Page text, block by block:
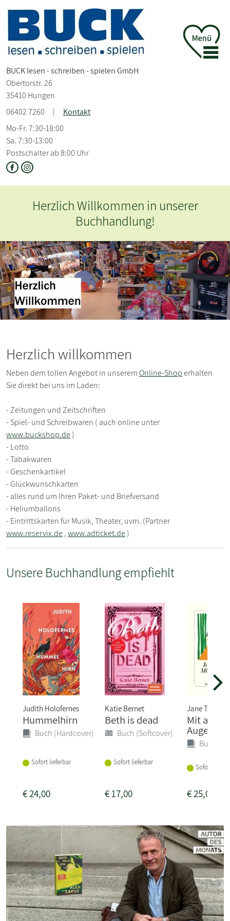
BUCK lesen - schreiben - spielen GmbH
Obertorstr. 26
35410 Hungen
06402 7260
|
Kontakt
Mo-Fr. 7:30-18:00
Sa. 7:30-13:00
Postschalter ab 8:00 Uhr
Herzlich Willkommen in unserer
Buchhandlung!
Herzlich willkommen
Neben dem tollen Angebot in unseremOnline-Shoperhalten
Sie direkt bei uns im Laden:
- Zeitungen und Zeitschriften
- Spiel- und Schreibwaren ( auch online unter
www.buckshop.de)
- Lotto
- Tabakwaren
- Geschenkartikel
- Glückwunschkarten
- alles rund um Ihren Paket- und Briefversand
- Heliumballons
- Eintrittskarten für Musik, Theater, uvm. (Partner
www.reservix.de,www.adticket.de)
Unsere Buchhandlung empfiehlt
Judith Holofernes
Hummelhirn
Buch (Hardcover)
Sofort lieferbar
€24,00
Katie Bernet
Beth is dead
Buch (Softcover)
Sofort lieferbar
€17,00
Jane Tara
Mit
Augen
Buch
Sofort
€25,00